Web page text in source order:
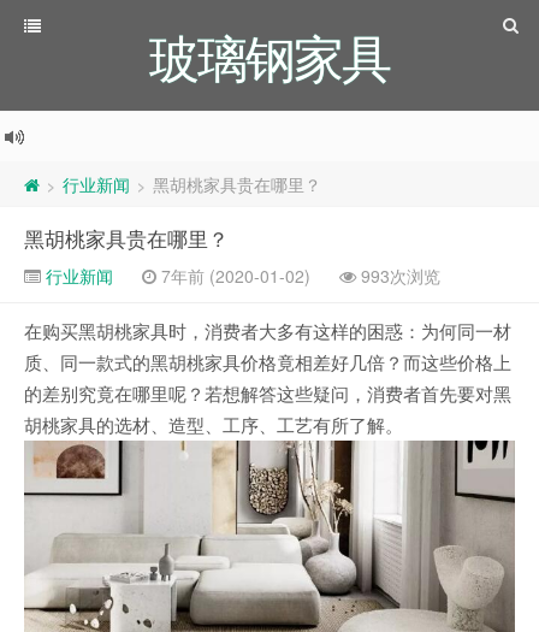
玻璃钢家具
> 行业新闻 > 黑胡桃家具贵在哪里？
黑胡桃家具贵在哪里？
行业新闻 7年前 (2020-01-02) 993次浏览
在购买黑胡桃家具时，消费者大多有这样的困惑：为何同一材
质、同一款式的黑胡桃家具价格竟相差好几倍？而这些价格上
的差别究竟在哪里呢？若想解答这些疑问，消费者首先要对黑
胡桃家具的选材、造型、工序、工艺有所了解。